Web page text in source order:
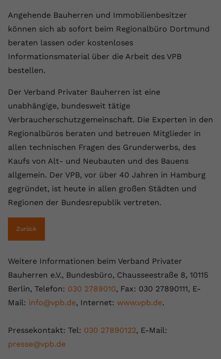
Angehende Bauherren und Immobilienbesitzer
können sich ab sofort beim Regionalbüro Dortmund
beraten lassen oder kostenloses
Informationsmaterial über die Arbeit des VPB
bestellen.
Der Verband Privater Bauherren ist eine
unabhängige, bundesweit tätige
Verbraucherschutzgemeinschaft. Die Experten in den
Regionalbüros beraten und betreuen Mitglieder in
allen technischen Fragen des Grunderwerbs, des
Kaufs von Alt- und Neubauten und des Bauens
allgemein. Der VPB, vor über 40 Jahren in Hamburg
gegründet, ist heute in allen großen Städten und
Regionen der Bundesrepublik vertreten.
Zurück
Weitere Informationen beim Verband Privater
Bauherren e.V., Bundesbüro, Chausseestraße 8, 10115
Berlin, Telefon: 030 2789010, Fax: 030 27890111, E-
Mail: info@vpb.de, Internet: www.vpb.de.
Pressekontakt: Tel: 030 27890122, E-Mail:
presse@vpb.de
Zweck
Daten darüber zu speichern, welche
Videos von YouTube der Nutzer
gesehen hat.
Name
Anbieter Youtube.com
Laufzeit
Dieser von YouTube gesetzte Cookie
registriert eine eindeutige ID, um
gesehen hat.
Name yt-remote-connected-devices
Anbieter
Zweck
YouTube setzt diesen Cookie, um die
speichern, der eingebettete YouTube-
Videos verwendet.